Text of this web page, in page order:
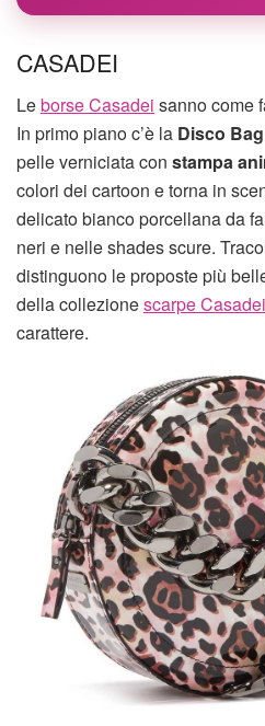
CASADEI
Leborse Casadei sanno come
In primo piano c’è la Disco Bag
pelle verniciata con stampa
colori dei cartoon e torna in
delicato bianco porcellana da
neri e nelle shades scure.
distinguono le proposte più
della collezionescarpe Casadei
carattere.